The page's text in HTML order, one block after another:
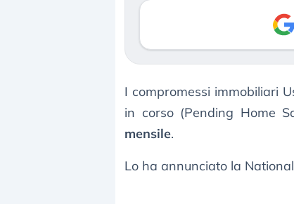
I compromessi immobiliari
in corso (Pending Home
mensile.
Lo ha annunciato la